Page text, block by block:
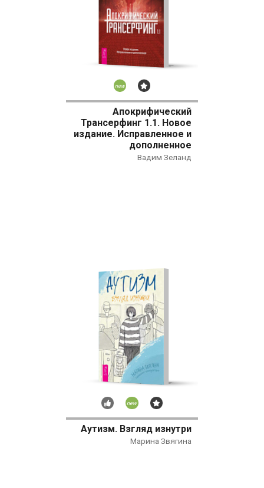
НовинкаБестселлер
Апокрифический
Трансерфинг 1.1. Новое
издание. Исправленное и
дополненное
Вадим Зеланд
Рекомендуем
НовинкаБестселлер
Аутизм. Взгляд изнутри
Марина Звягина